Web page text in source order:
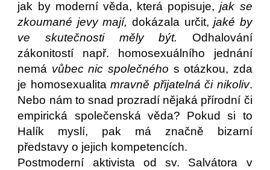
jak by moderní věda, která popisuje,jak se
zkoumané jevy mají, dokázala určit,jaké by
ve skutečnosti měly být. Odhalování
zákonitostí např. homosexuálního jednání
nemá vůbec nic společného s otázkou, zda
je homosexualitamravně přijatelná či nikoliv.
Nebo nám to snad prozradí nějaká přírodní či
empirická společenská věda? Pokud si to
Halík myslí, pak má značně bizarní
představy o jejich kompetencích.
Postmoderní aktivista od sv. Salvátora v